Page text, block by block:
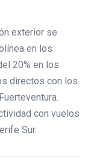
exterior se
en los
20% en los
directos con los
con vuelos
Sur.